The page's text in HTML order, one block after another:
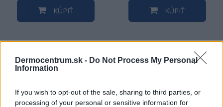
Dermocentrum.sk - Do Not Process My Personal
Information
If you wish to opt-out of the sale, sharing to third parties, or
processing of your personal or sensitive information for
KÚPIŤ KÚPIŤ
NAJNOVŠIE ČLÁNKY V
NAŠOM BLOGU